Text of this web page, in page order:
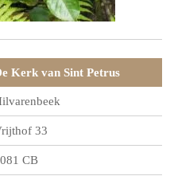
Kerk van Sint Petrus
33
CB